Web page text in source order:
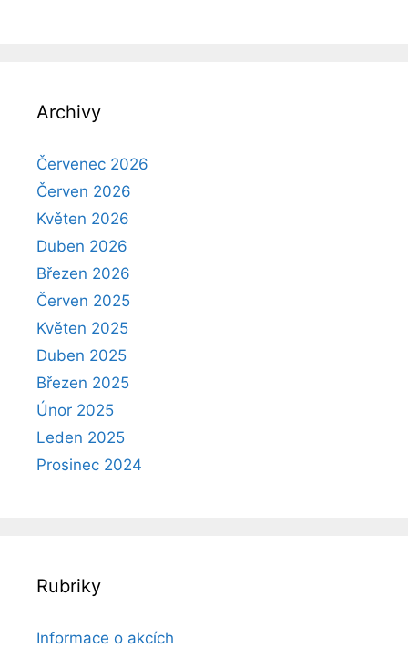
Archivy
Červenec 2026
Červen 2026
Květen 2026
Duben 2026
Březen 2026
Červen 2025
Květen 2025
Duben 2025
Březen 2025
Únor 2025
Leden 2025
Prosinec 2024
Rubriky
Informace o akcích